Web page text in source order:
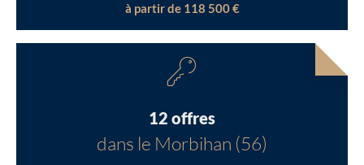
à partir de 118 500 €
12 offres
dans le Morbihan (56)